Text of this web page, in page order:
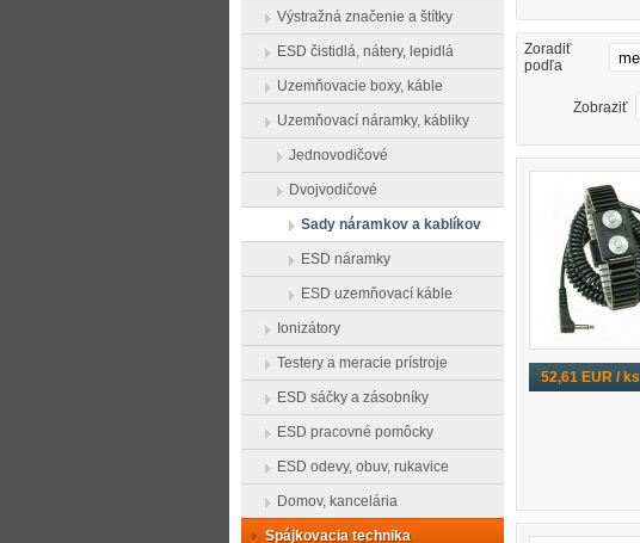
Zoradiť
podľa
Zobraziť
52,61 EUR / ks
Výstražná značenie a štítky
ESD čistidlá, nátery, lepidlá
Uzemňovacie boxy, káble
Uzemňovací náramky, kábliky
Jednovodičové
Dvojvodičové
Sady náramkov a kablíkov
ESD náramky
ESD uzemňovací káble
Ionizátory
Testery a meracie prístroje
ESD sáčky a zásobníky
ESD pracovné pomôcky
ESD odevy, obuv, rukavice
Domov, kancelária
Spájkovacia technika